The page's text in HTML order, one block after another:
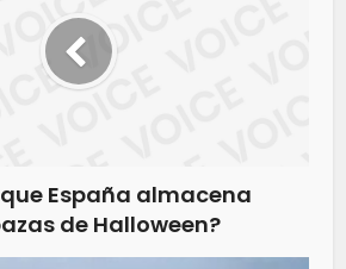
España almacena
de Halloween?